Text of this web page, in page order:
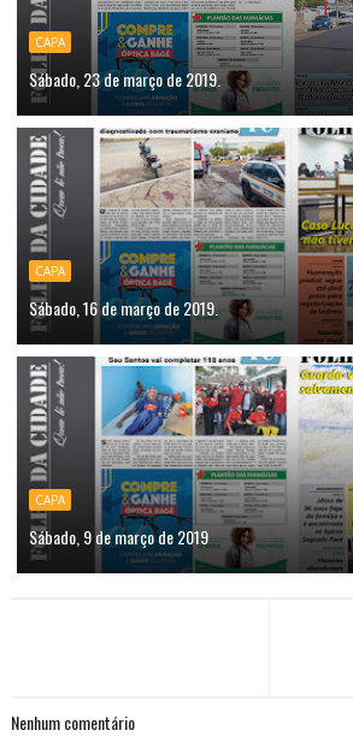
CAPA
Sábado, 23 de março de 2019.
CAPA
Sábado, 16 de março de 2019.
CAPA
Sábado, 9 de março de 2019
Nenhum comentário